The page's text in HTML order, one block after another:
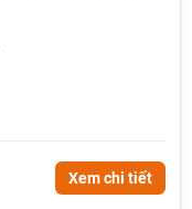
Xem chi tiết